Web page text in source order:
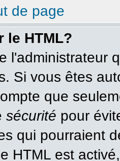
de page
le HTML?
l'administrateur
Si vous êtes
que
sécurité pour
qui pourraient
HTML est